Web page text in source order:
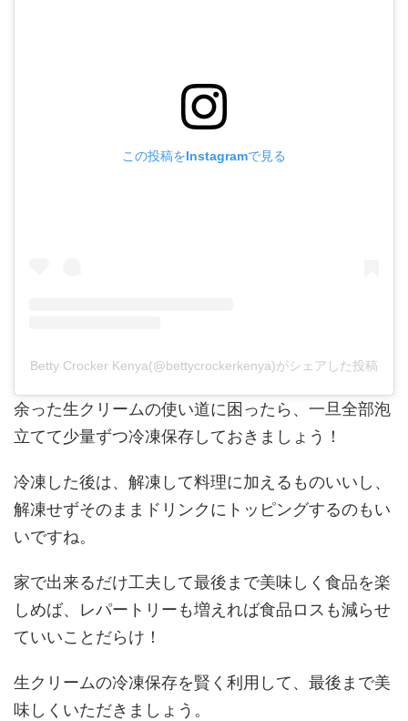
この投稿をInstagramで見る
Betty Crocker Kenya(@bettycrockerkenya)がシェアした投稿
余った生クリームの使い道に困ったら、一旦全部泡
立てて少量ずつ冷凍保存しておきましょう！
冷凍した後は、解凍して料理に加えるものいいし、
解凍せずそのままドリンクにトッピングするのもい
いですね。
家で出来るだけ工夫して最後まで美味しく食品を楽
しめば、レパートリーも増えれば食品ロスも減らせ
ていいことだらけ！
生クリームの冷凍保存を賢く利用して、最後まで美
味しくいただきましょう。